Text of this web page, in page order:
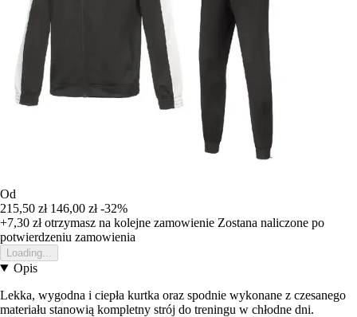
Od
215,50 zł 146,00 zł -32%
+7,30 złotrzymasz na kolejne zamowienie Zostana naliczone po
potwierdzeniu zamowienia
Loading...
Opis
Lekka, wygodna i ciepła kurtka oraz spodnie wykonane z czesanego
materiału stanowią kompletny strój do treningu w chłodne dni.